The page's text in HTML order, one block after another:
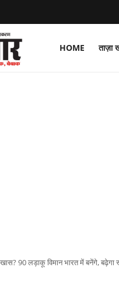
HOME ताज़ा
90 लड़ाकू विमान भारत में बनेंगे, बढ़ेगा